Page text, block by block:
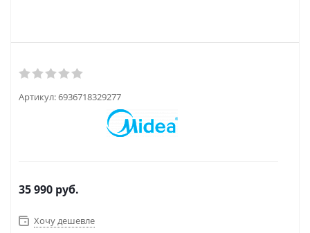
Артикул:6936718329277
35 990 руб.
Хочу дешевле